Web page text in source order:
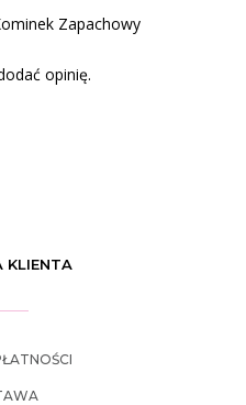
Zapachowy
opinię.
KLIENTA